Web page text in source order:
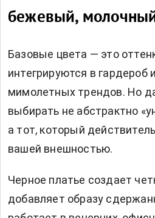
бежевый,
Базовые цвета — это
интегрируются в гардероб
мимолетных трендов. Но
выбирать не абстрактно
а тот, который
вашей внешностью.
Черное платье создает
добавляет образу